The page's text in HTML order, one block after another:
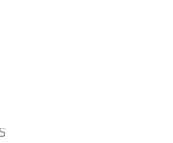
Espectadores)